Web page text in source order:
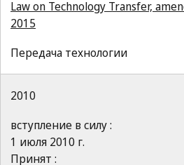
Law on Technology Transfer,
2015
Передача технологии
2010
вступление в силу :
1 июля 2010 г.
Принят :